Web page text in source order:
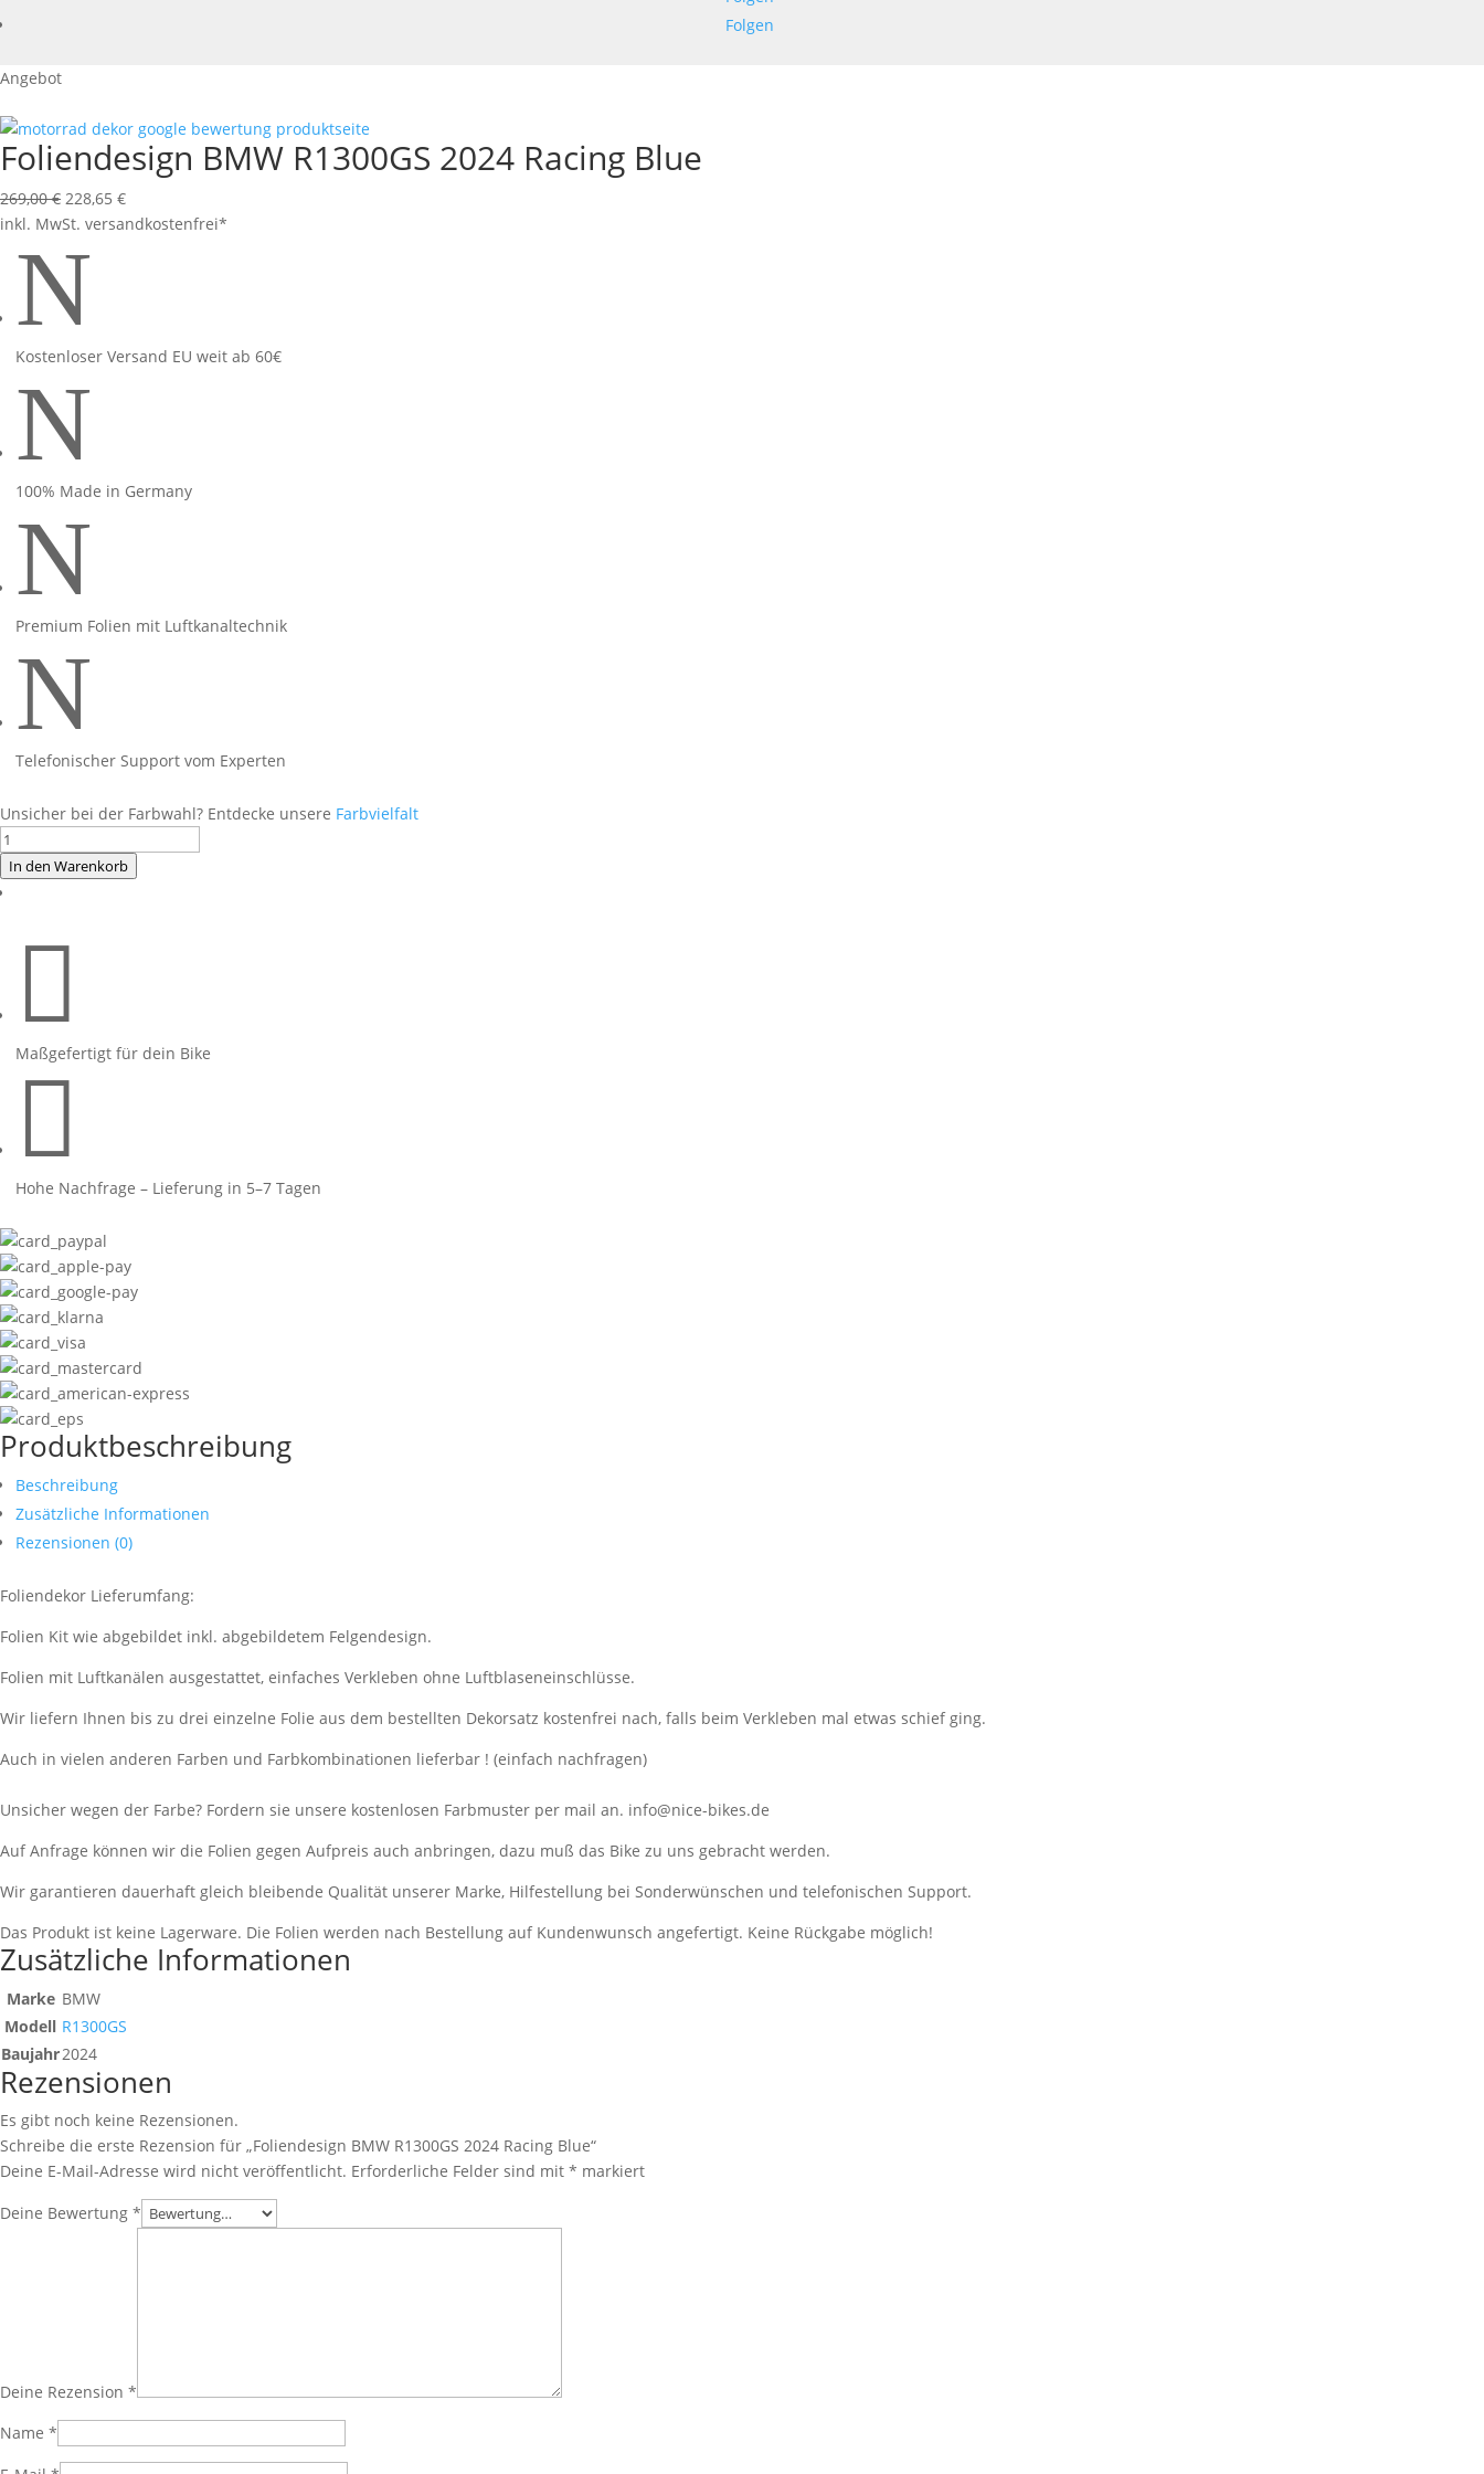
Folgen
Angebot
Foliendesign BMW R1300GS 2024 Racing Blue
269,00€ Ursprünglicher
Preis
228,65 €Aktueller
Preis
inkl. MwSt. versandkostenfrei*
N
Kostenloser Versand EU weit ab 60€
N
100% Made in Germany
N
Premium Folien mit Luftkanaltechnik
N
Telefonischer Support vom Experten
Unsicher bei der Farbwahl? Entdecke unsere Farbvielfalt
Foliendesign
BMW
R1300GS
In den Warenkorb

Maßgefertigt für dein Bike

Hohe Nachfrage – Lieferung in 5–7 Tagen
Produktbeschreibung
Beschreibung
Zusätzliche Informationen
Rezensionen (0)
Foliendekor Lieferumfang:
Folien Kit wie abgebildet inkl. abgebildetem Felgendesign.
Folien mit Luftkanälen ausgestattet, einfaches Verkleben ohne Luftblaseneinschlüsse.
Wir liefern Ihnen bis zu drei einzelne Folie aus dem bestellten Dekorsatz kostenfrei nach, falls beim Verkleben mal etwas schief ging.
Auch in vielen anderen Farben und Farbkombinationen lieferbar ! (einfach nachfragen)
Unsicher wegen der Farbe? Fordern sie unsere kostenlosen Farbmuster per mail an. info@nice-bikes.de
Auf Anfrage können wir die Folien gegen Aufpreis auch anbringen, dazu muß das Bike zu uns gebracht werden.
Wir garantieren dauerhaft gleich bleibende Qualität unserer Marke, Hilfestellung bei Sonderwünschen und telefonischen Support.
Das Produkt ist keine Lagerware. Die Folien werden nach Bestellung auf Kundenwunsch angefertigt. Keine Rückgabe möglich!
Zusätzliche Informationen
Marke BMW
Modell R1300GS
Baujahr2024
Rezensionen
Es gibt noch keine Rezensionen.
Schreibe die erste Rezension für „Foliendesign BMW R1300GS 2024 Racing Blue“
Deine E-Mail-Adresse wird nicht veröffentlicht. Erforderliche Felder sind mit * markiert
Deine Bewertung *
Deine Rezension *
Name *